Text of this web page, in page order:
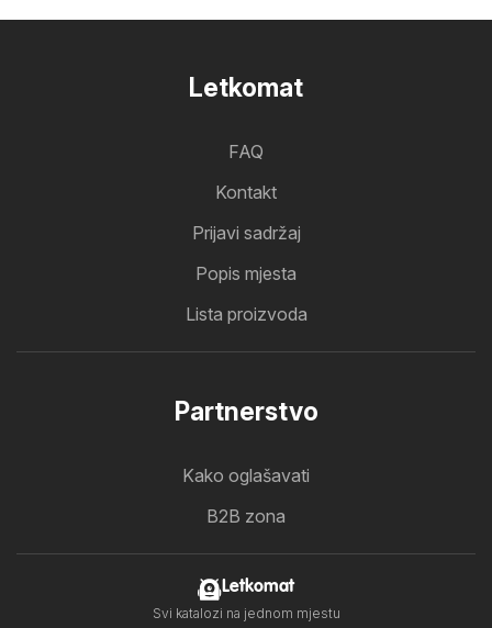
Letkomat
FAQ
Kontakt
Prijavi sadržaj
Popis mjesta
Lista proizvoda
Partnerstvo
Kako oglašavati
B2B zona
Letkomat
Svi katalozi na jednom mjestu